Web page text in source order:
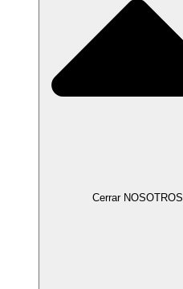
Cerrar NOSOTROS